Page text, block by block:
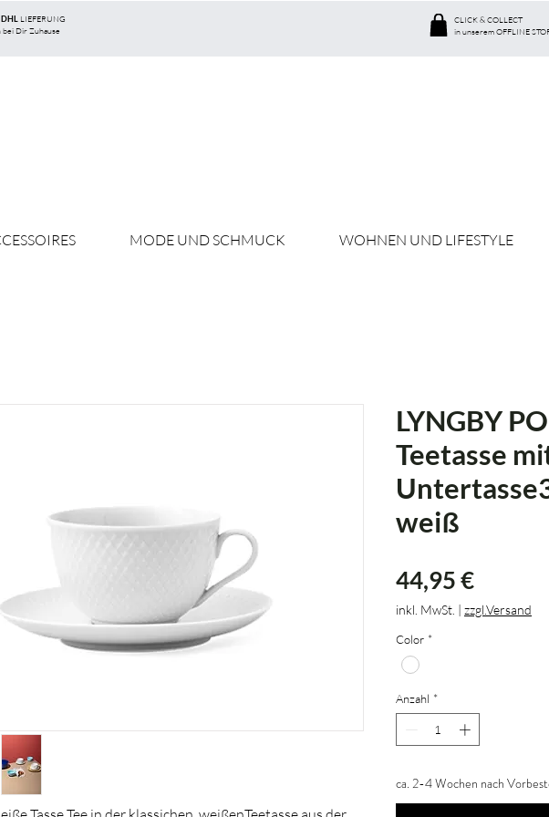
DHL LIEFERUNG
bei Dir Zuhause
CLICK & COLLECT
in unserem OFFLINE
MODE UND SCHMUCK WOHNEN UND LIFESTYLE
LYNGBY
Teetasse
weiß
44,95 €Preis
inkl. MwSt. | zzgl.Versand
Color *
Anzahl *
ca. 2-4 Wochen nach